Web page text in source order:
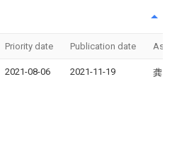
Priority date Publication date
2021-08-06 2021-11-19 龚雪